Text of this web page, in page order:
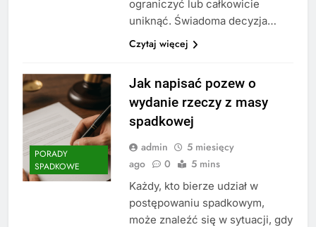
ograniczyć lub całkowicie
uniknąć. Świadoma decyzja…
Czytaj więcej
PORADY
SPADKOWE
Jak napisać pozew o
wydanie rzeczy z masy
spadkowej
admin
5 miesięcy
ago
0 5 mins
Każdy, kto bierze udział w
postępowaniu spadkowym,
może znaleźć się w sytuacji, gdy